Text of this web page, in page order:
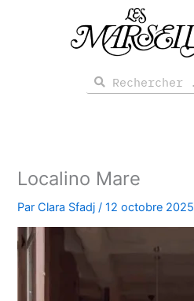
Rechercher
Rechercher
Localino Mare
ParClara Sfadj /12 octobre 2025